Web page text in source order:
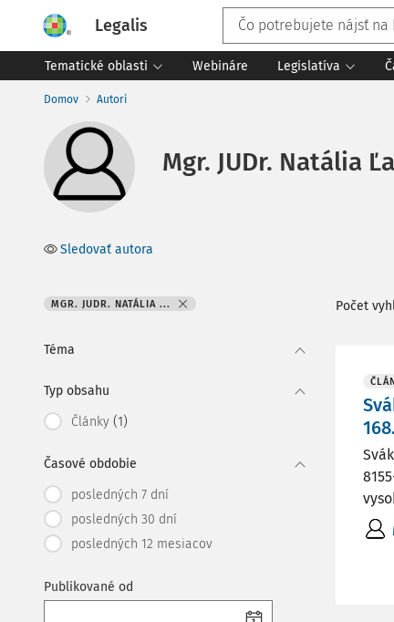
Legalis
Tematické oblasti Webináre Legislatíva
Domov Autori
Mgr. JUDr. Natália
Sledovať autora
MGR. JUDR. NATÁLIA ...
Téma
Typ obsahu
Články (1)
Časové obdobie
posledných 7 dní
posledných 30 dní
posledných 12 mesiacov
Publikované od
Počet